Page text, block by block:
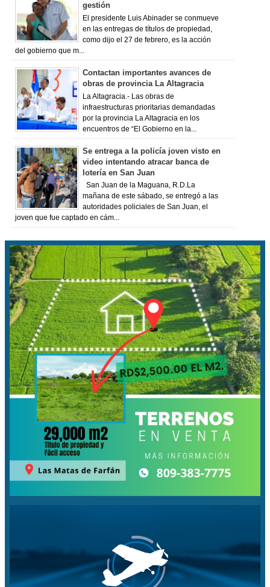
gestión
El presidente Luis Abinader se conmueve
en las entregas de títulos de propiedad,
como dijo el 27 de febrero, es la acción
del gobierno que m...
Contactan importantes avances de
obras de provincia La Altagracia
La Altagracia.- Las obras de
infraestructuras prioritarias demandadas
por la provincia La Altagracia en los
encuentros de “El Gobierno en la...
Se entrega a la policía joven visto en
video intentando atracar banca de
lotería en San Juan
San Juan de la Maguana, R.D.La
mañana de este sábado, se entregó a las
autoridades policiales de San Juan, el
joven que fue captado en cám...